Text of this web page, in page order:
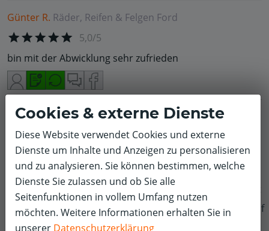
Günter R. Räder, Reifen & Felgen Ford
5,0/5
bin mit der Abwicklung sehr zufrieden
Cord E.Räder, Reifen & FelgenMINI
5,0/5
Von Winterreifen auf Sommerreifen gewechselt. Der
Termin war vorab im Netz gebucht, das geht sehr
einfach und überschaubar. Vor Ort war alles vorbereitet
und reibungslos in einer Stunde fertig. Perfekt. Danke.
Cookies & externe Dienste
Diese Website verwendet Cookies und externe
Dienste um Inhalte und Anzeigen zu personalisieren
und zu analysieren. Sie können bestimmen, welche
Dienste Sie zulassen und ob Sie alle
Seitenfunktionen in vollem Umfang nutzen
möchten. Weitere Informationen erhalten Sie in
unserer Datenschutzerklärung
f